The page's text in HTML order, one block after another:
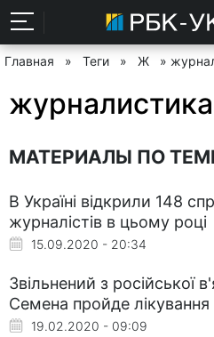
Главная » Теги » Ж »
журналистика
МАТЕРИАЛЫ ПО
В Україні відкрили 148
журналістів в цьому році
15.09.2020 - 20:34
Звільнений з російської
Семена пройде лікування
19.02.2020 - 09:09